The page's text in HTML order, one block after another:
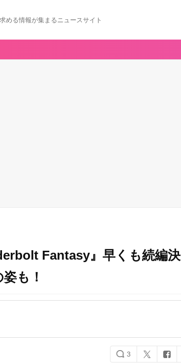
める情報が集まるニュースサイト
Fantasy​』早くも続編決
も！
3